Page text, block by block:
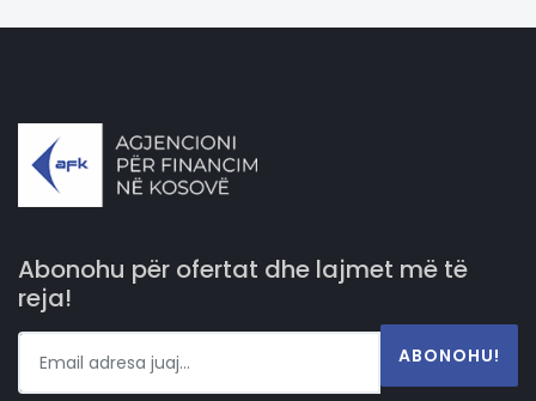
Abonohu për ofertat dhe lajmet më të
reja!
ABONOHU!